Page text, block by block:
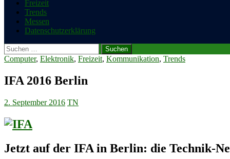
Freizeit
Trends
Messen
Datenschutzerklärung
Suchen
nach:
Computer, Elektronik, Freizeit, Kommunikation, Trends
IFA 2016 Berlin
2. September 2016 TN
Jetzt auf der IFA in Berlin: die Technik-